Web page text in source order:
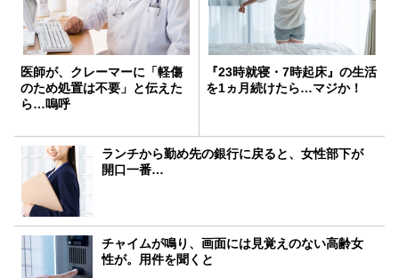
医師が、クレーマーに「軽傷
のため処置は不要」と伝えた
ら…嗚呼
『23時就寝・7時起床』の生活
を1ヵ月続けたら…マジか！
ランチから勤め先の銀行に戻ると、女性部下が
開口一番…
チャイムが鳴り、画面には見覚えのない高齢女
性が。用件を聞くと